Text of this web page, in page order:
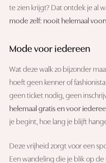
te zien krijgt? Dat ontdek je al
mode zelf: nooit helemaal
Mode voor iedereen
Wat deze walk zo bijzonder
hoeft geen kenner of
geen ticket nodig, geen
helemaal gratis en voor
je begint, hoe lang je blijft
Deze vrijheid zorgt voor een
Een wandeling die je blik op